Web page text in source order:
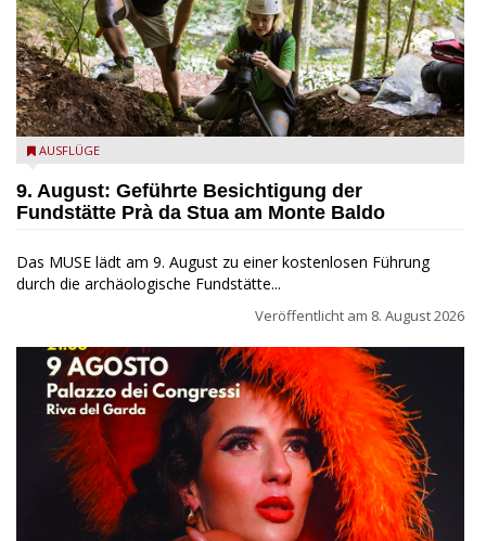
die archäologische Fundstätte Riparo Prà da Stua am Monte
AUSFLÜGE
9. August: Geführte Besichtigung der
Fundstätte Prà da Stua am Monte Baldo
Das MUSE lädt am 9. August zu einer kostenlosen Führung
durch die archäologische Fundstätte...
Veröffentlicht am 8. August 2026